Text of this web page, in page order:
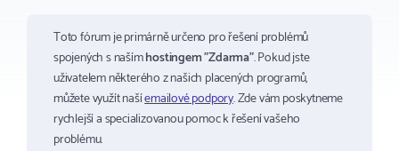
Toto fórum je primárně určeno pro řešení problémů
spojených s našímhostingem "Zdarma". Pokud jste
uživatelem některého z našich placených programů,
můžete využít našíemailové podpory. Zde vám poskytneme
rychlejší a specializovanou pomoc k řešení vašeho
problému.